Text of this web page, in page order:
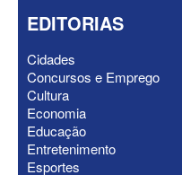
ELEIÇÕES 2026 -
pede primeiro voto
oficializa Daniella
EDITORIAS
Cidades
Concursos e Emprego
Cultura
Economia
Educação
Entretenimento
Esportes